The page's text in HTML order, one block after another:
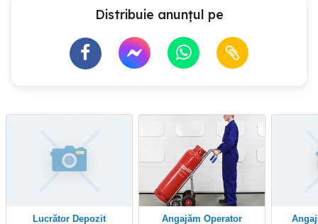
Distribuie anunțul pe
Lucrător Depozit Angajăm Operator Angajare ambalator